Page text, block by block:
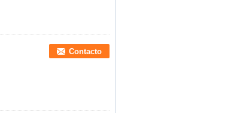
Contacto